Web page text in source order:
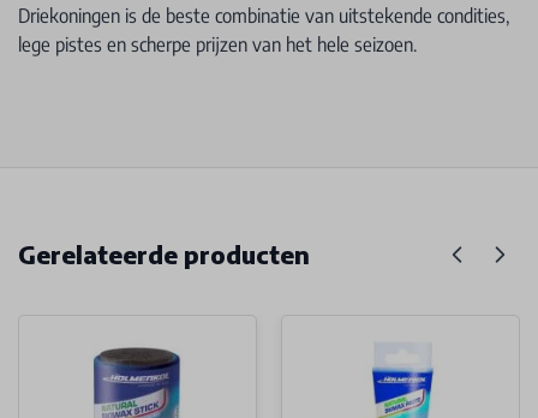
Driekoningen is de beste combinatie van uitstekende condities,
lege pistes en scherpe prijzen van het hele seizoen.
Gerelateerde producten